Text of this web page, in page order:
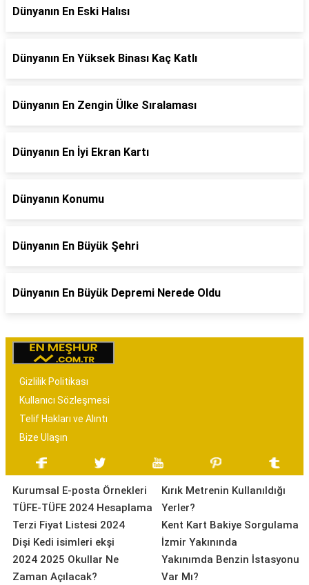
Dünyanın En Eski Halısı
Dünyanın En Yüksek Binası Kaç Katlı
Dünyanın En Zengin Ülke Sıralaması
Dünyanın En İyi Ekran Kartı
Dünyanın Konumu
Dünyanın En Büyük Şehri
Dünyanın En Büyük Depremi Nerede Oldu
Gizlilik Politikası
Kullanıcı Sözleşmesi
Telif Hakları ve Alıntı
Bize Ulaşın
Kurumsal E-posta Örnekleri
TÜFE-TÜFE 2024 Hesaplama
Terzi Fiyat Listesi 2024
Dişi Kedi isimleri ekşi
2024 2025 Okullar Ne
Zaman Açılacak?
Kırık Metrenin Kullanıldığı
Yerler?
Kent Kart Bakiye Sorgulama
İzmir Yakınında
Yakınımda Benzin İstasyonu
Var Mı?